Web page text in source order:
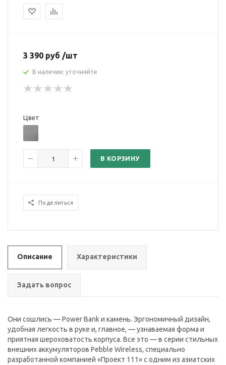
3 390 руб /шт
В наличии: уточняйте
Цвет
В КОРЗИНУ
Поделиться
Описание Характеристики
Задать вопрос
Они сошлись — Power Bank и камень. Эргономичный дизайн,
удобная легкость в руке и, главное, — узнаваемая форма и
приятная шероховатость корпуса. Все это — в серии стильных
внешних аккумуляторов Pebble Wireless, специально
разработанной компанией «Проект 111» с одним из азиатских